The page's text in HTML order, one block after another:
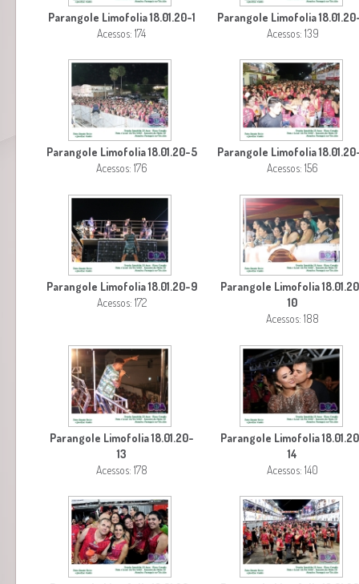
Parangole Limofolia 18.01.20-1
Acessos: 174
Parangole Limofolia
Acessos: 139
Parangole Limofolia 18.01.20-5
Acessos: 176
Parangole Limofolia
Acessos: 156
Parangole Limofolia 18.01.20-9
Acessos: 172
Parangole Limofolia
10
Acessos: 188
Parangole Limofolia 18.01.20-
13
Acessos: 178
Parangole Limofolia
14
Acessos: 140